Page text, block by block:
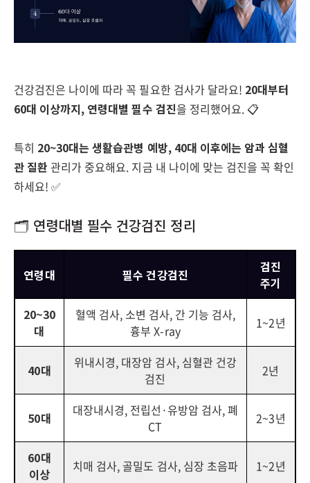
건강검진은 나이에 따라 꼭 필요한 검사가 달라요! 20대부터
60대 이상까지, 연령대별 필수 검진을 정리했어요. 📋
특히 20~30대는 생활습관병 예방, 40대 이후에는 암과 심혈
관 질환 관리가 중요해요. 지금 내 나이에 맞는 검진을 꼭 확인
하세요! ✅
🗂️ 연령대별 필수 건강검진 정리
연령대 필수 건강검진
검진
주기
20~30
대
혈액 검사, 소변 검사, 간 기능 검사,
흉부 X-ray
1~2년
40대
위내시경, 대장암 검사, 심혈관 건강
검진
2년
50대
대장내시경, 전립선·유방암 검사, 폐
CT
2~3년
60대
이상
치매 검사, 골밀도 검사, 심장 초음파 1~2년